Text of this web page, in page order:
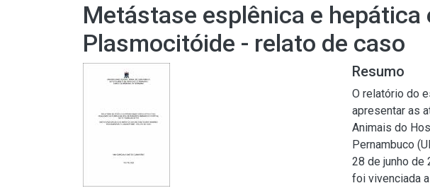
Metástase esplênica e
Plasmocitóide - relato de caso
Resumo
O relatório do
apresentar as
Animais do
Pernambuco
28 de junho de
foi vivenciada